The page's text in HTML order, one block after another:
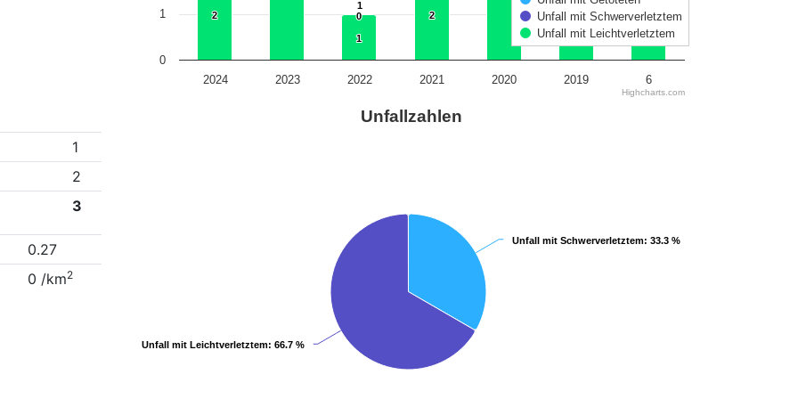
1
1
0
0
2
2
1
1
2
2
1
1
Unfall mit Schwerverletztem
Unfall mit Leichtverletztem
2024 2023 2022 2021 2020 2019 6
0
1
Highcharts.com
1
2
3
0.27
0 /km2
Unfallzahlen
Unfall mit Schwerverletztem: 33.3 %
Unfall mit Schwerverletztem: 33.3 %
Unfall mit Leichtverletztem: 66.7 %
Unfall mit Leichtverletztem: 66.7 %